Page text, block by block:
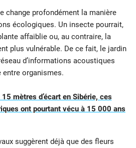
change profondément la manière
écologiques. Un insecte pourrait,
affaiblie ou, au contraire, la
plus vulnérable. De ce fait, le jardin
d’informations acoustiques
entre organismes.
mètres d’écart en Sibérie, ces
ont pourtant vécu à 15 000 ans
suggèrent déjà que des fleurs